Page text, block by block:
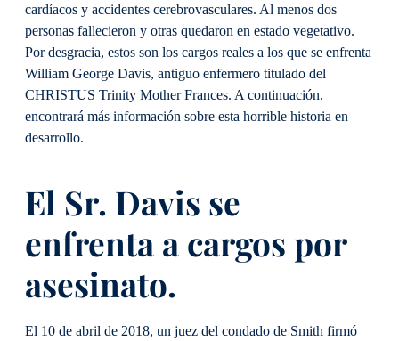
cardíacos y accidentes cerebrovasculares. Al menos dos
personas fallecieron y otras quedaron en estado vegetativo.
Por desgracia, estos son los cargos reales a los que se enfrenta
William George Davis, antiguo enfermero titulado del
CHRISTUS Trinity Mother Frances. A continuación,
encontrará más información sobre esta horrible historia en
desarrollo.
El Sr. Davis se
enfrenta a cargos por
asesinato.
El 10 de abril de 2018, un juez del condado de Smith firmó